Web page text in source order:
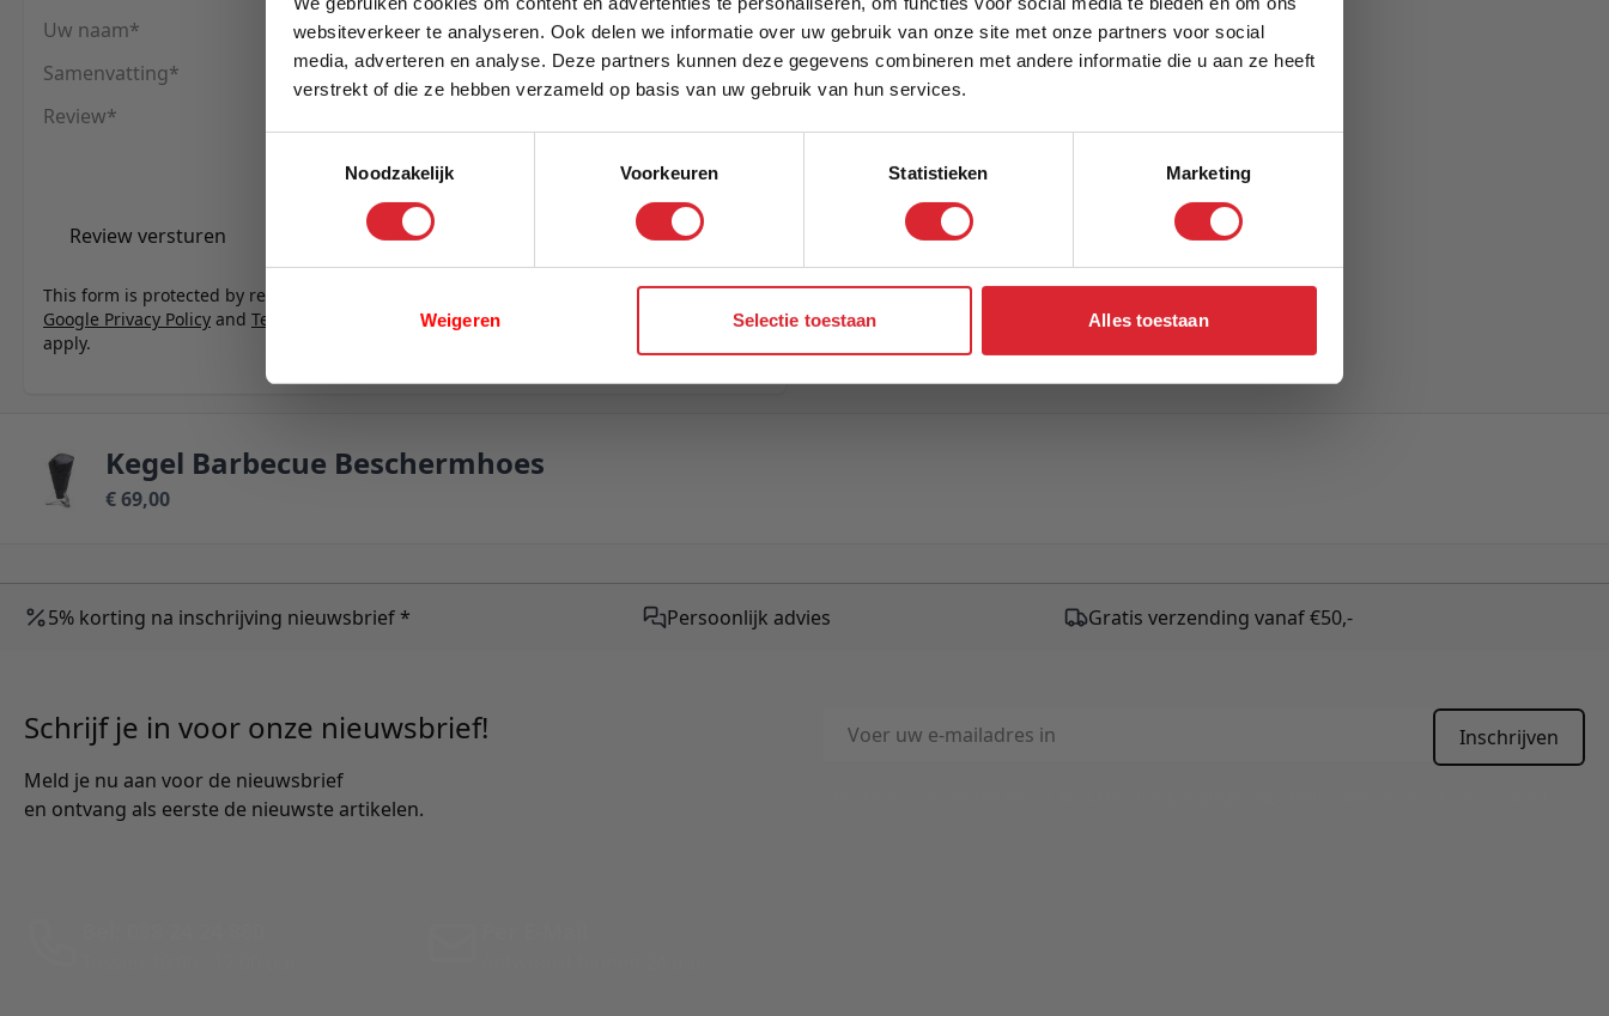
websiteverkeer te analyseren. Ook delen we informatie over uw gebruik van onze site met onze partners voor social
media, adverteren en analyse. Deze partners kunnen deze gegevens combineren met andere informatie die u aan ze heeft
verstrekt of die ze hebben verzameld op basis van uw gebruik van hun services.
Noodzakelijk
Voorkeuren Statistieken Marketing
Weigeren Selectie toestaan Alles toestaan
Uw naam
Samenvatting
Review
Review versturen
This form is protected by reCAPTCHA - the
Google Privacy Policy and Terms of Service
apply.
Kegel Barbecue Beschermhoes
€ 69,00
5% korting na inschrijving nieuwsbrief * Persoonlijk advies Gratis verzending vanaf €50,-
Schrijf je in voor onze nieuwsbrief!
Meld je nu aan voor de nieuwsbrief
en ontvang als eerste de nieuwste artikelen.
E-mailadres
Inschrijven
Schrijf je in en ontvang direct een kortingscode